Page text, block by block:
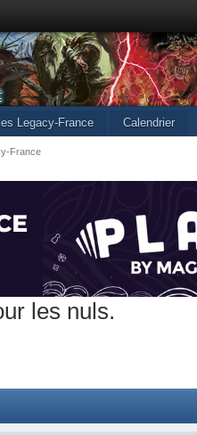
Legacy-France Calendrier
France
les nuls.